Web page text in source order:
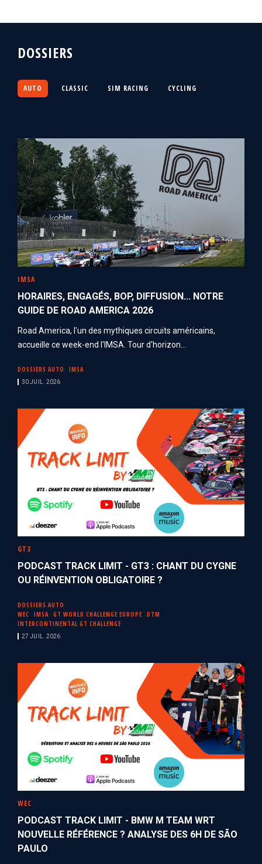
DOSSIERS
AUTO CLASSIC SIM RACING CYCLING
IMSA
HORAIRES, ENGAGÉS, BOP, DIFFUSION... NOTRE
GUIDE DE ROAD AMERICA 2026
Road America, l'un des mythiques circuits américains,
accueille ce week-end l'IMSA. Tour d'horizon...
DOSSIERS AUTO IMSA
30 JUIL. 2026
GT3
PODCAST TRACK LIMIT - GT3 : CHANT DU CYGNE
OU RÉINVENTION OBLIGATOIRE ?
DOSSIERS AUTO
WEC
IMSA GT WORLD CHALLENGE EUROPE
DTM
INTERCONTINENTAL GT CHALLENGE
27 JUIL. 2026
WEC
PODCAST TRACK LIMIT - BMW M TEAM WRT
NOUVELLE RÉFÉRENCE ? ANALYSE DES 6H DE SÃO
PAULO